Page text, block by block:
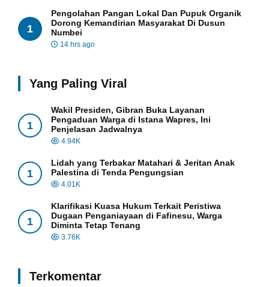
1
Pengolahan Pangan Lokal Dan Pupuk Organik
Dorong Kemandirian Masyarakat Di Dusun
Numbei
14 hrs ago
Yang Paling Viral
1
Wakil Presiden, Gibran Buka Layanan
Pengaduan Warga di Istana Wapres, Ini
Penjelasan Jadwalnya
4.94K
1
Lidah yang Terbakar Matahari & Jeritan Anak
Palestina di Tenda Pengungsian
4.01K
1
Klarifikasi Kuasa Hukum Terkait Peristiwa
Dugaan Penganiayaan di Fafinesu, Warga
Diminta Tetap Tenang
3.76K
Terkomentar